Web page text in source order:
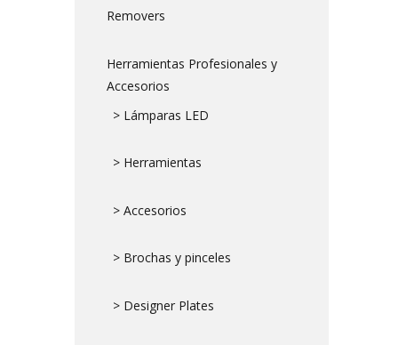
Removers
Herramientas Profesionales y
Accesorios
> Lámparas LED
> Herramientas
> Accesorios
> Brochas y pinceles
> Designer Plates